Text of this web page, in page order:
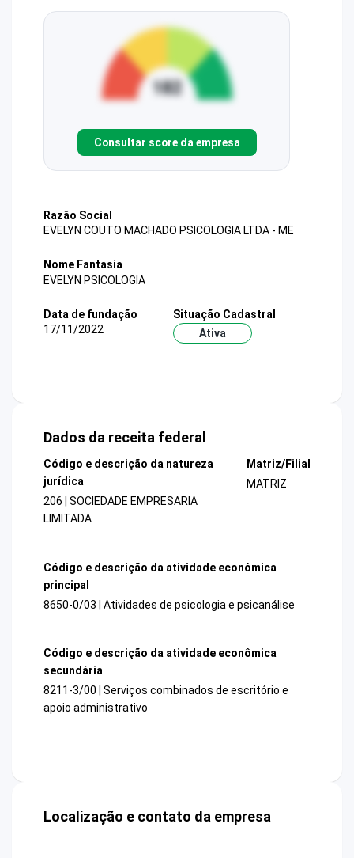
Consultar score da empresa
Razão Social
EVELYN COUTO MACHADO PSICOLOGIA LTDA - ME
Nome Fantasia
EVELYN PSICOLOGIA
Data de fundação
17/11/2022
Situação Cadastral
Ativa
Dados da receita federal
Código e descrição da natureza
jurídica
206 | SOCIEDADE EMPRESARIA
LIMITADA
Matriz/Filial
MATRIZ
Código e descrição da atividade econômica
principal
8650-0/03 | Atividades de psicologia e psicanálise
Código e descrição da atividade econômica
secundária
8211-3/00 | Serviços combinados de escritório e
apoio administrativo
Localização e contato da empresa